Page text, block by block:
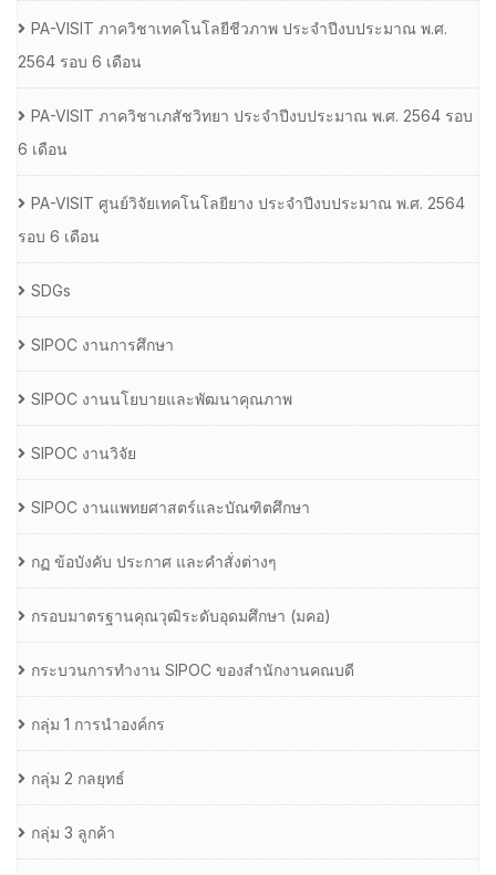
PA-VISIT ภาควิชาเทคโนโลยีชีวภาพ ประจำปีงบประมาณ พ.ศ.
2564 รอบ 6 เดือน
PA-VISIT ภาควิชาเภสัชวิทยา ประจำปีงบประมาณ พ.ศ. 2564 รอบ
6 เดือน
PA-VISIT ศูนย์วิจัยเทคโนโลยียาง ประจำปีงบประมาณ พ.ศ. 2564
รอบ 6 เดือน
SDGs
SIPOC งานการศึกษา
SIPOC งานนโยบายและพัฒนาคุณภาพ
SIPOC งานวิจัย
SIPOC งานแพทยศาสตร์และบัณฑิตศึกษา
กฏ ข้อบังคับ ประกาศ และคำสั่งต่างๆ
กรอบมาตรฐานคุณวุฒิระดับอุดมศึกษา (มคอ)
กระบวนการทำงาน SIPOC ของสำนักงานคณบดี
กลุ่ม 1 การนำองค์กร
กลุ่ม 2 กลยุทธ์
กลุ่ม 3 ลูกค้า